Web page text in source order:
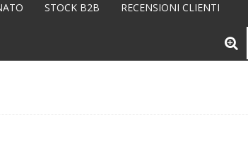
STOCK B2B RECENSIONI CLIENTI